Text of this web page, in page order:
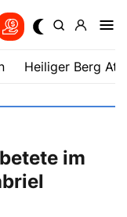
Heiliger Berg
im